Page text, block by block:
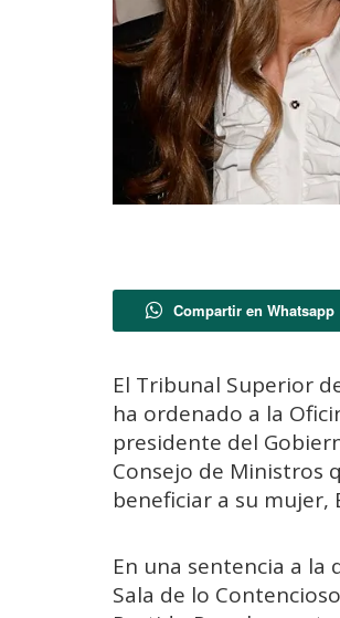
Compartir en Whatsapp
El Tribunal Superior
ha ordenado a la
presidente del
Consejo de Ministros
beneficiar a su mujer,
En una sentencia a la
Sala de lo